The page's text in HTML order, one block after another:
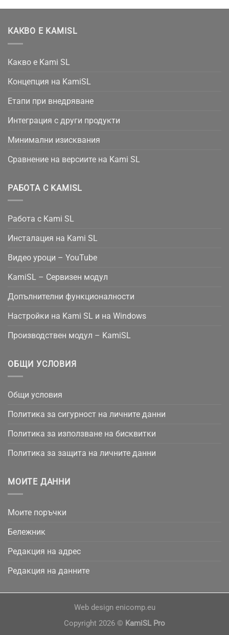
КАКВО Е KAMISL
Какво е Kami SL
Концепция на KamiSL
Етапи при внедряване
Интеграция с други продукти
Минимални изисквания
Сравнение на версиите на Kami SL
РАБОТА С KAMISL
Работа с Kami SL
Инсталация на Kami SL
Видео уроци – YouTube
KamiSL – Сервизен модул
Допълнителни функционалности
Настройки на Kami SL и на Windows
Производствен модул – KamiSL
ОБЩИ УСЛОВИЯ
Общи условия
Политика за сигурност на личните данни
Политика за използване на бисквитки
Политика за защита на личните данни
МОИТЕ ДАННИ
Моите поръчки
Бележник
Редакция на адрес
Редакция на данните
Web design enicomp.eu
Copyright 2026 © KamiSL Pro